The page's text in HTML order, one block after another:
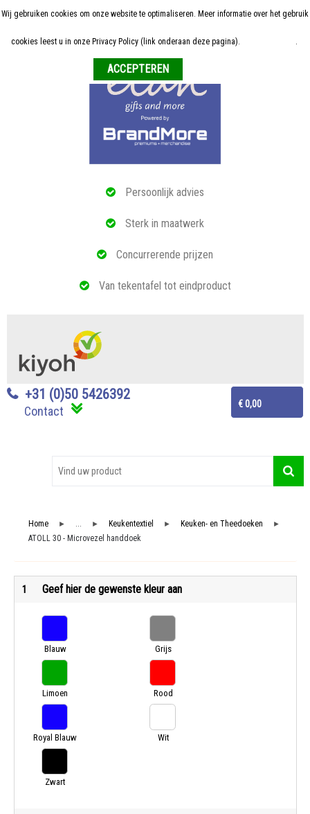
Persoonlijk advies
Sterk in maatwerk
Concurrerende prijzen
Van tekentafel tot eindproduct
€ 0,00
+31 (0)50 5426392
Contact
Home
ALLE RELATIEGESCHENKEN
Home ► ... ► Keukentextiel ► Keuken- en Theedoeken ►
ATOLL 30 - Microvezel handdoek
1 Geef hier de gewenste kleur aan
Blauw Grijs
Limoen Rood
Royal Blauw Wit
Zwart
Wij gebruiken cookies om onze website te optimaliseren. Meer informatie over het gebruik
cookies leest u in onze Privacy Policy (link onderaan deze pagina). .